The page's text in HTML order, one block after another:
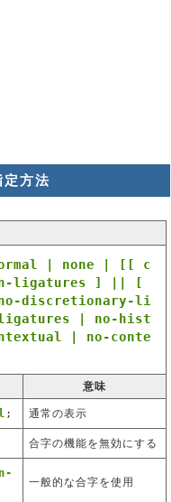
方法
| none | [[ c
ligatures ] || [
discretionary-li
| no-hist
| no-conte
意味
; 通常の表示
合字の機能を無効にする
一般的な合字を使用